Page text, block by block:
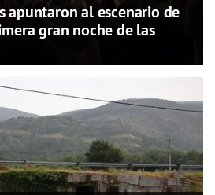
apuntaron al escenario de
gran noche de las